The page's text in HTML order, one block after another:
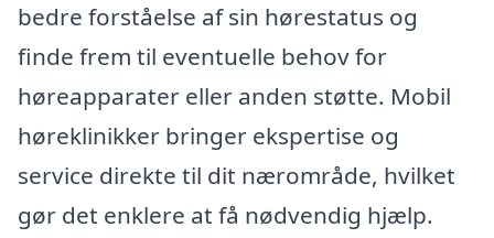
bedre forståelse af sin hørestatus og
finde frem til eventuelle behov for
høreapparater eller anden støtte. Mobil
høreklinikker bringer ekspertise og
service direkte til dit nærområde, hvilket
gør det enklere at få nødvendig hjælp.